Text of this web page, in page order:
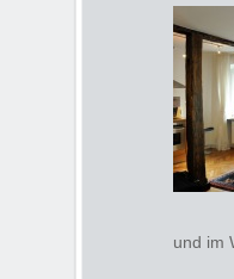
und im